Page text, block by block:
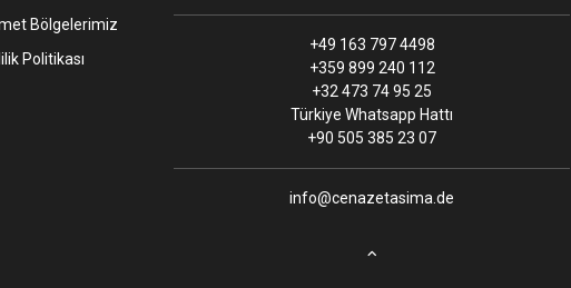
Bölgelerimiz
Politikası
+49 163 797 4498
+359 899 240 112
+32 473 74 95 25
Türkiye Whatsapp Hattı
+90 505 385 23 07
info@cenazetasima.de